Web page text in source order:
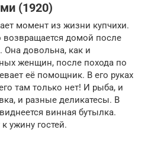
(1920)
момент из жизни купчихи.
возвращается домой после
Она довольна, как и
женщин, после похода по
её помощник. В его руках
там только нет! И рыба, и
и разные деликатесы. В
винная бутылка.
ужину гостей.